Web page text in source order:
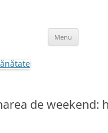
Menu
de weekend: